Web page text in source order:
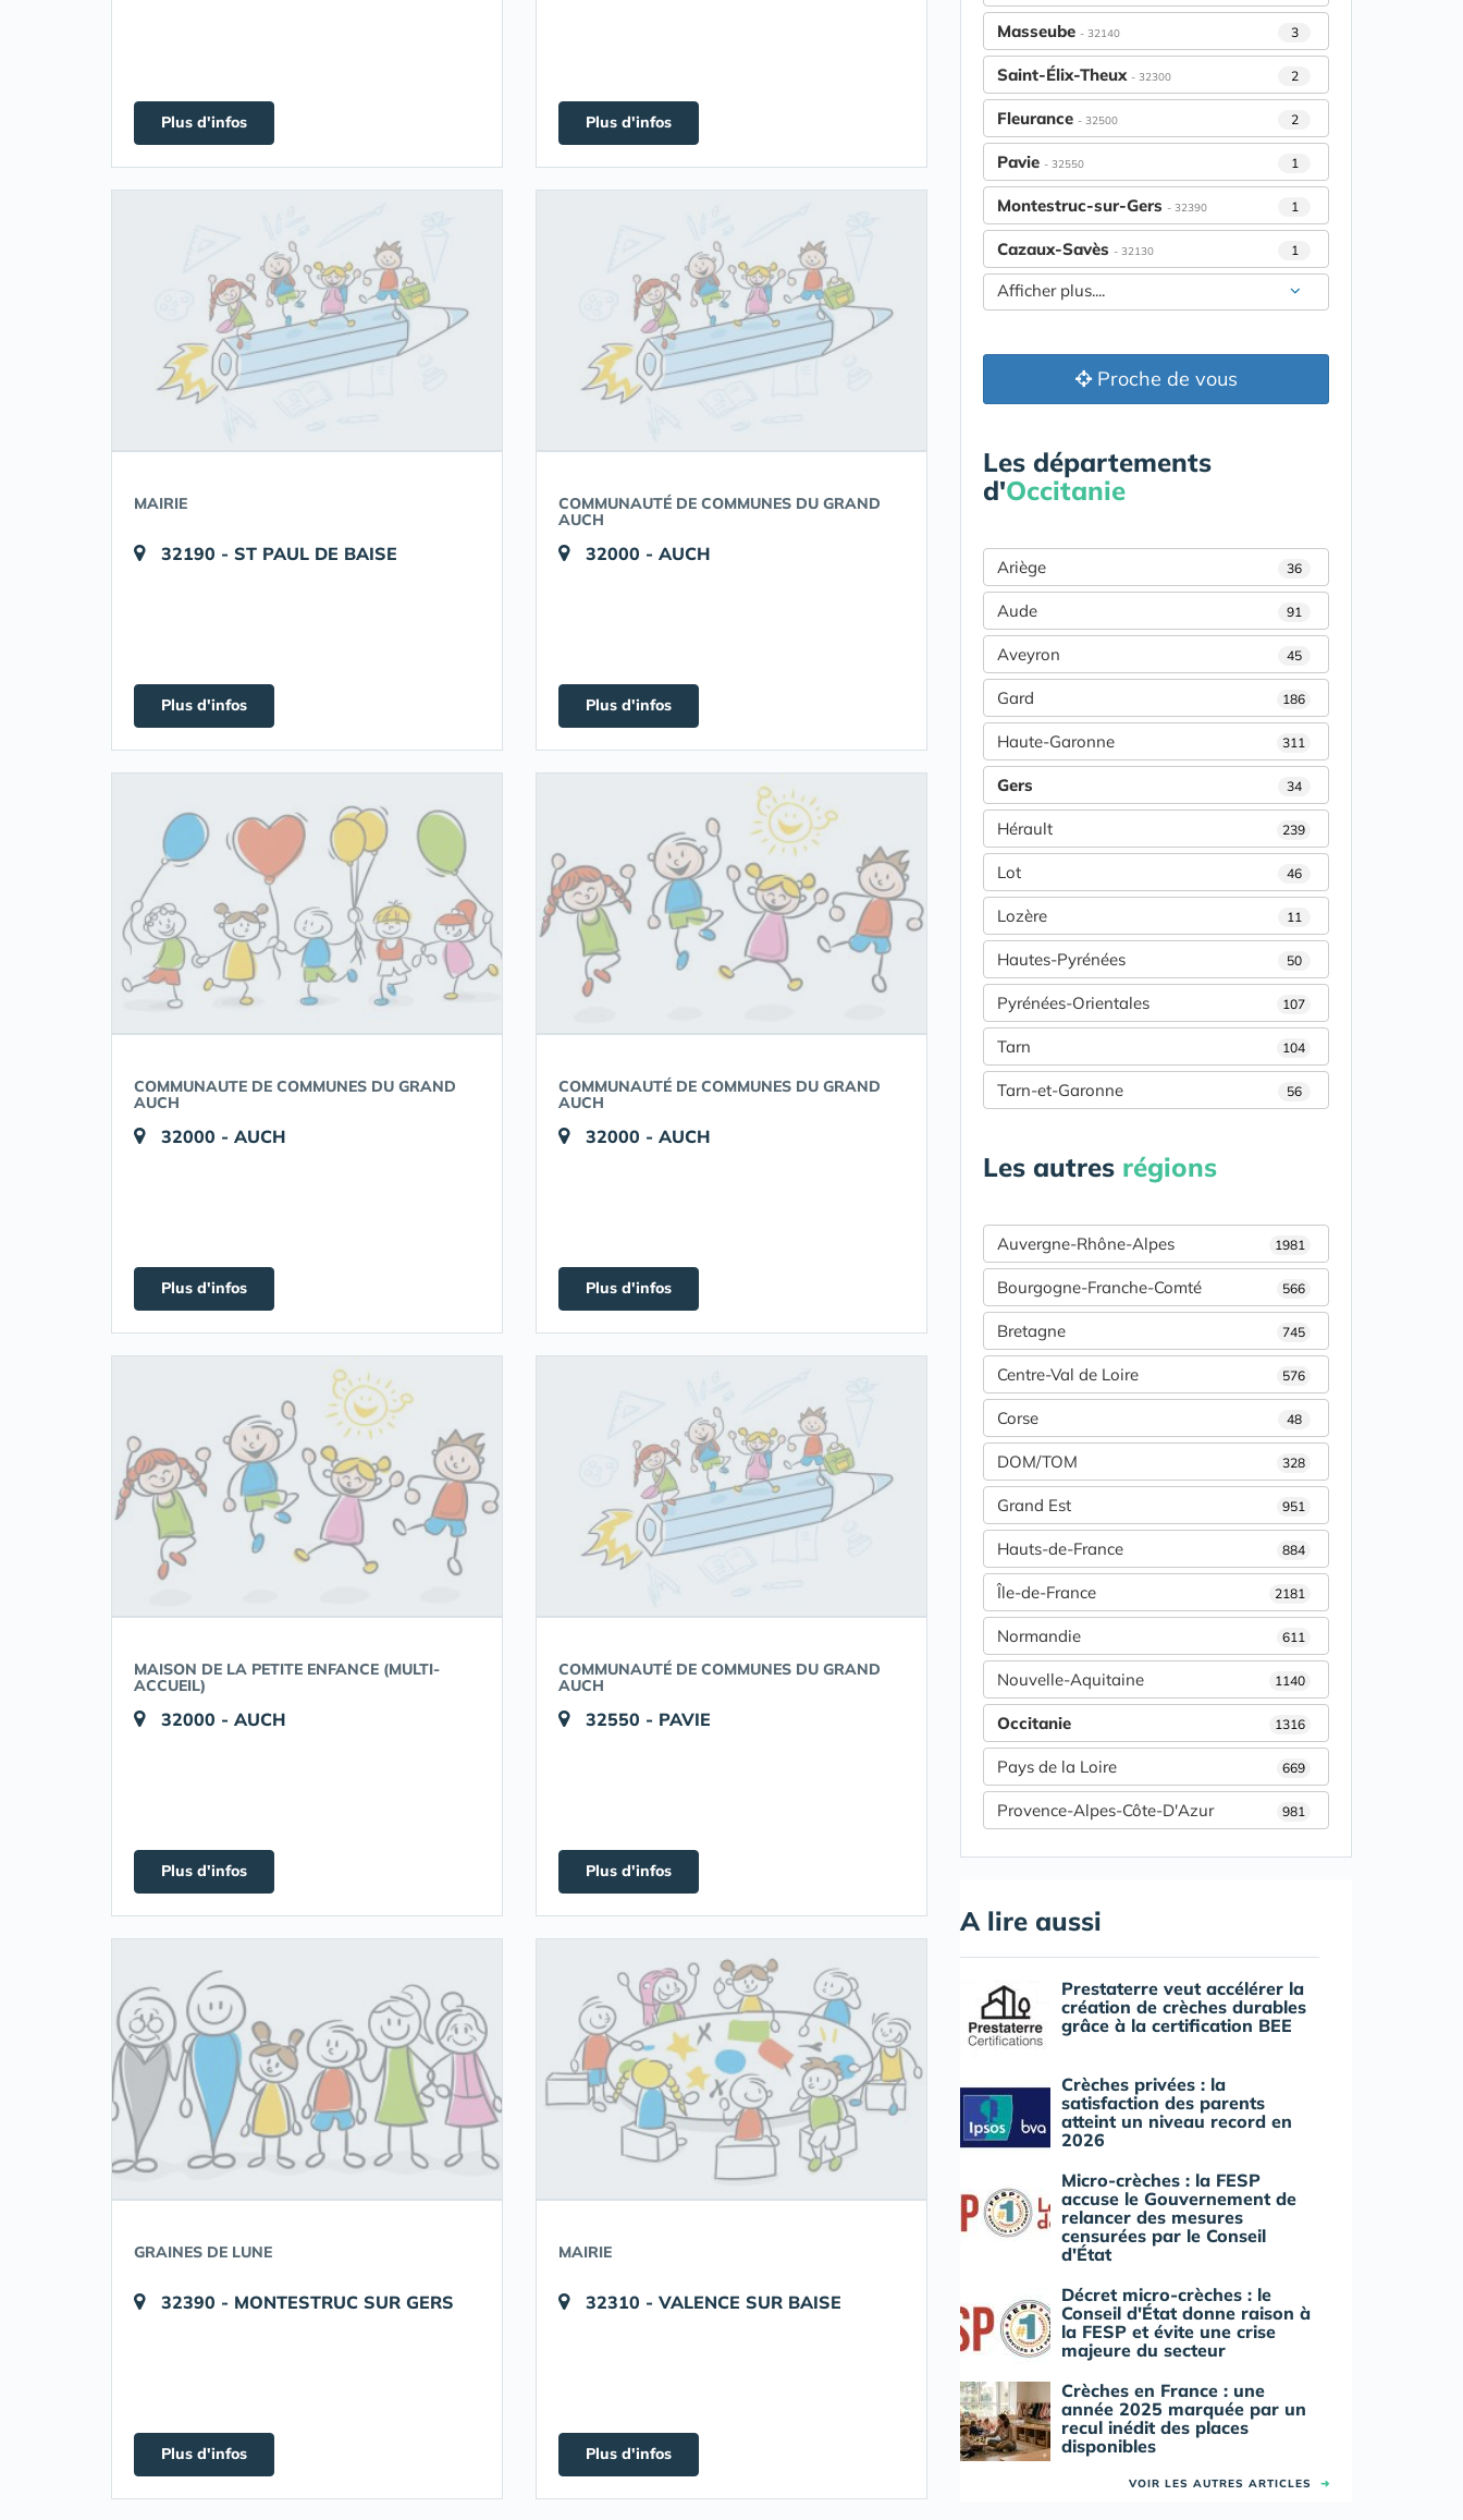
Plus d'infos Plus d'infos
MAIRIE
32190 - ST PAUL DE BAISE
Plus d'infos
COMMUNAUTÉ DE COMMUNES DU GRAND
AUCH
32000 - AUCH
Plus d'infos
COMMUNAUTE DE COMMUNES DU GRAND
AUCH
32000 - AUCH
Plus d'infos
COMMUNAUTÉ DE COMMUNES DU GRAND
AUCH
32000 - AUCH
Plus d'infos
MAISON DE LA PETITE ENFANCE (MULTI-
ACCUEIL)
32000 - AUCH
Plus d'infos
COMMUNAUTÉ DE COMMUNES DU GRAND
AUCH
32550 - PAVIE
Plus d'infos
GRAINES DE LUNE
32390 - MONTESTRUC SUR GERS
Plus d'infos
MAIRIE
32310 - VALENCE SUR BAISE
Plus d'infos
Masseube - 32140 3
Saint-Élix-Theux - 32300 2
Fleurance - 32500 2
Pavie - 32550 1
Montestruc-sur-Gers - 32390 1
Cazaux-Savès - 32130 1
Afficher plus....
Proche de vous
Les départements
d'Occitanie
Ariège 36
Aude 91
Aveyron 45
Gard 186
Haute-Garonne 311
Gers 34
Hérault 239
Lot 46
Lozère 11
Hautes-Pyrénées 50
Pyrénées-Orientales 107
Tarn 104
Tarn-et-Garonne 56
Les autres régions
Auvergne-Rhône-Alpes 1981
Bourgogne-Franche-Comté 566
Bretagne 745
Centre-Val de Loire 576
Corse 48
DOM/TOM 328
Grand Est 951
Hauts-de-France 884
Île-de-France 2181
Normandie 611
Nouvelle-Aquitaine 1140
Occitanie 1316
Pays de la Loire 669
Provence-Alpes-Côte-D'Azur 981
A lire aussi
Prestaterre veut accélérer la
création de crèches durables
grâce à la certification BEE
Crèches privées : la
satisfaction des parents
atteint un niveau record en
2026
Micro-crèches : la FESP
accuse le Gouvernement de
relancer des mesures
censurées par le Conseil
d'État
Décret micro-crèches : le
Conseil d'État donne raison à
la FESP et évite une crise
majeure du secteur
Crèches en France : une
année 2025 marquée par un
recul inédit des places
disponibles
VOIR LES AUTRES ARTICLES ➜